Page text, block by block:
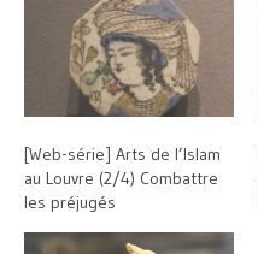
[Web-série] Arts de l’Islam
au Louvre (2/4) Combattre
les préjugés